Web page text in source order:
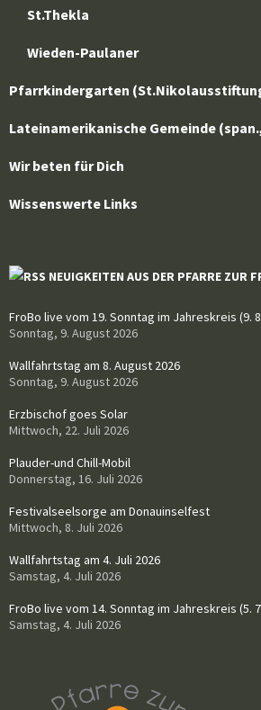
St.Thekla
Wieden-Paulaner
Pfarrkindergarten
Lateinamerikanische Gemeinde
Wir beten für Dich
Wissenswerte Links
NEUIGKEITEN AUS DER PFARRE ZUR
FroBo live vom 19. Sonntag im Jahreskreis (9.
Sonntag, 9. August 2026
Wallfahrtstag am 8. August 2026
Sonntag, 9. August 2026
Erzbischof goes Solar
Mittwoch, 22. Juli 2026
Plauder-und Chill-Mobil
Donnerstag, 16. Juli 2026
Festivalseelsorge am Donauinselfest
Mittwoch, 8. Juli 2026
Wallfahrtstag am 4. Juli 2026
Samstag, 4. Juli 2026
FroBo live vom 14. Sonntag im Jahreskreis (5.
Samstag, 4. Juli 2026